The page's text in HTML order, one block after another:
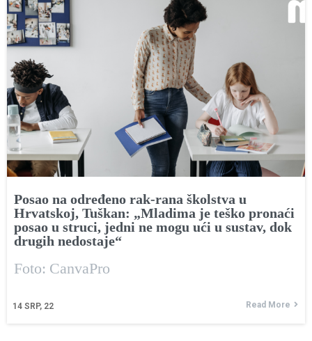
Posao na određeno rak-rana školstva u
Hrvatskoj, Tuškan: „Mladima je teško pronaći
posao u struci, jedni ne mogu ući u sustav, dok
drugih nedostaje“
14 SRP, 22
Foto: CanvaPro
Read More